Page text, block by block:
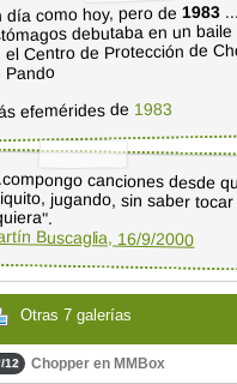
día como hoy, pero de1983
debutaba en un baile
el Centro de Protección de
Pando
efemérides de 1983
canciones desde
jugando, sin saber
Buscaglia, 16/9/2000
Otras 7 galerías
12 Chopper en MMBox